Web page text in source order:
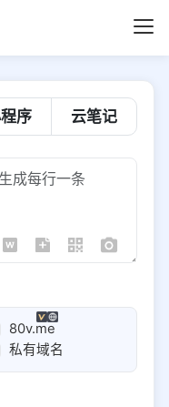
序 云笔记
80v.me
私有域名